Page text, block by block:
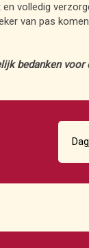
volledig
van pas
bedanken voor